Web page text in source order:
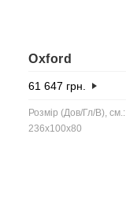
Oxford
61 647 грн.
Розмір (Дов/Гл/В), см.:
236x100x80